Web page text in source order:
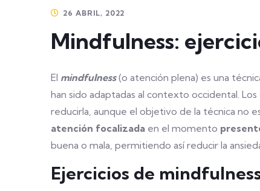
26 ABRIL, 2022
Mindfulness:
El mindfulness(o atención plena) es una
han sido adaptadas al contexto occidental.
reducirla, aunque el objetivo de la técnica no
atención focalizada en el momento
buena o mala, permitiendo así reducir la
Ejercicios de